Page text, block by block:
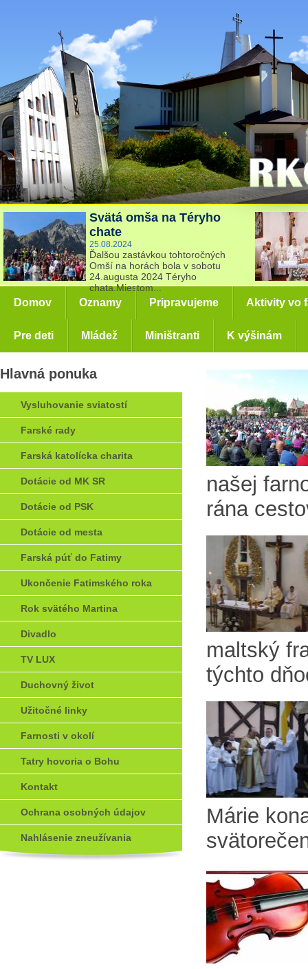
Svätá omša na Téryho
chate
25.08.2024
Ďalšou zastávkou tohtoročných
Omší na horách bola v sobotu
24.augusta 2024 Téryho
chata.Miestom...
Domov Oznamy Pripravujeme Aktivity vo
Pre deti Mládež Miništranti K výšinám
Hlavná ponuka
Vysluhovanie sviatostí
Farské rady
Farská katolícka charita
Dotácie od MK SR
Dotácie od PSK
Dotácie od mesta
Farská púť do Fatimy
Ukončenie Fatimského roka
Rok svätého Martina
Divadlo
TV LUX
Duchovný život
Užitočné linky
Farnosti v okolí
Tatry hovoria o Bohu
Kontakt
Ochrana osobných údajov
Nahlásenie zneužívania
našej
rána
maltský
týchto
Márie